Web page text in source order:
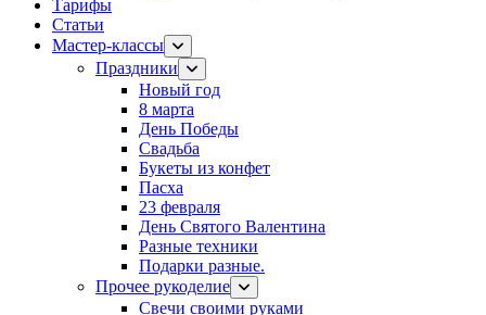
Тарифы
Статьи
Мастер-классы
Праздники
Новый год
8 марта
День Победы
Свадьба
Букеты из конфет
Пасха
23 февраля
День Святого Валентина
Разные техники
Подарки разные.
Прочее рукоделие
Свечи своими руками